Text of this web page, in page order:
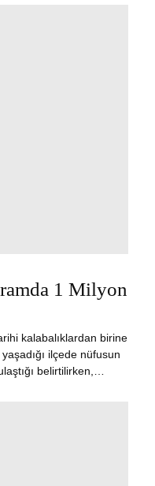
1 Milyon
kalabalıklardan birine
ilçede nüfusun
belirtilirken,…